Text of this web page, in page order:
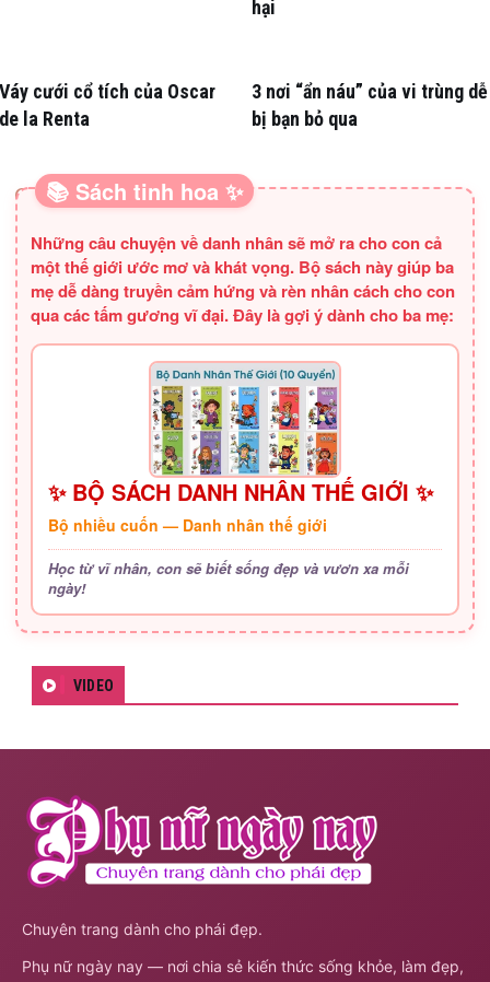
hại
Váy cưới cổ tích của Oscar
de la Renta
3 nơi “ẩn náu” của vi trùng dễ
bị bạn bỏ qua
SÁCH HAY CHO BA MẸ
📚 Sách tinh hoa ✨
Những câu chuyện về danh nhân sẽ mở ra cho con cả
một thế giới ước mơ và khát vọng. Bộ sách này giúp ba
mẹ dễ dàng truyền cảm hứng và rèn nhân cách cho con
qua các tấm gương vĩ đại. Đây là gợi ý dành cho ba mẹ:
✨ BỘ SÁCH DANH NHÂN THẾ GIỚI ✨
Bộ nhiều cuốn — Danh nhân thế giới
Học từ vĩ nhân, con sẽ biết sống đẹp và vươn xa mỗi
ngày!
VIDEO
Chuyên trang dành cho phái đẹp.
Phụ nữ ngày nay — nơi chia sẻ kiến thức sống khỏe, làm đẹp,